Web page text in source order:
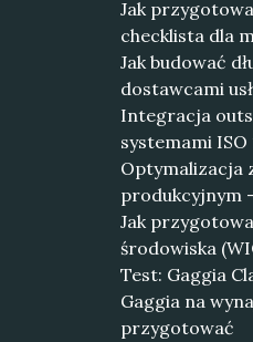
Jak
checklista dla
Jak budować
dostawcami
Integracja
systemami ISO
Optymalizacja
produkcyjnym
Jak
środowiska
Test: Gaggia
Gaggia na
przygotować